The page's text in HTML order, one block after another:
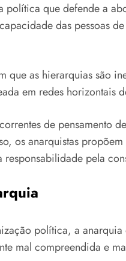
política que defende a
das pessoas
que as hierarquias são
em redes horizontais
de pensamento
os anarquistas
responsabilidade pela
política, a
mal compreendida e